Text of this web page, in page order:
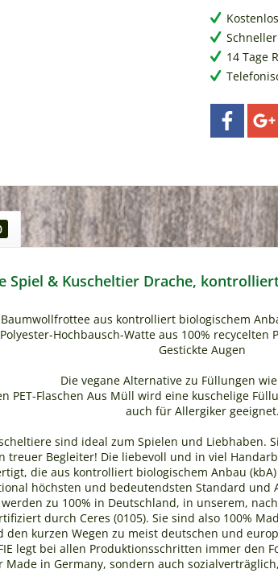
14 Tage
& Kuscheltier Drache,
Baumwollfrottee aus kontrolliert biologischem
Hochbausch-Watte aus 100% recycelten
Gestickte Augen
Die vegane Alternative zu Füllungen
PET-Flaschen Aus Müll wird eine kuschelige
auch für Allergiker geeignet.
sind ideal zum Spielen und
treuer Begleiter! Die liebevoll und in viel
die aus kontrolliert biologischem Anbau
höchsten und bedeutendsten Standard
zu 100% in Deutschland, in unserem,
durch Ceres (0105). Sie sind also 100%
kurzen Wegen zu meist deutschen und
legt bei allen Produktionsschritten immer den
Made in Germany, sondern auch